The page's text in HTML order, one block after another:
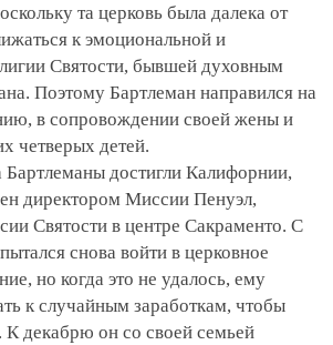
та церковь была далека от
к эмоциональной и
Святости, бывшей духовным
Поэтому Бартлеман направился на
в сопровождении своей жены и
четверых детей.
Бартлеманы достигли Калифорнии,
директором Миссии Пенуэл,
Святости в центре Сакраменто. С
снова войти в церковное
но когда это не удалось, ему
к случайным заработкам, чтобы
декабрю он со своей семьей